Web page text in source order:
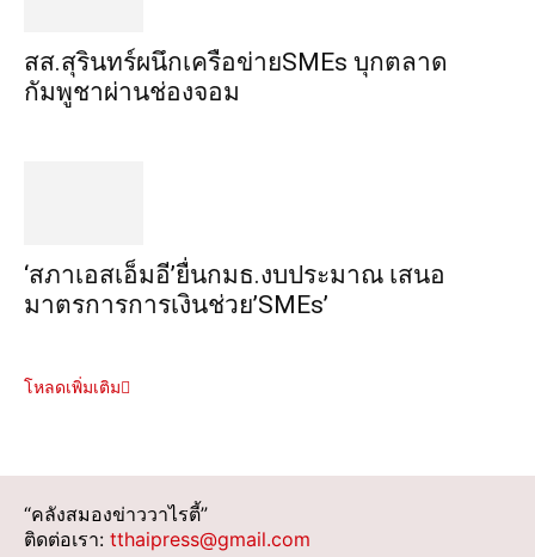
สส.สุรินทร์ผนึกเครือข่ายSMEs บุกตลาด
กัมพูชาผ่านช่องจอม
‘สภาเอสเอ็มอี’ยื่นกมธ.งบประมาณ เสนอ
มาตรการการเงินช่วย’SMEs’
โหลดเพิ่มเติม
“คลังสมองข่าววาไรตี้”
ติดต่อเรา: tthaipress@gmail.com